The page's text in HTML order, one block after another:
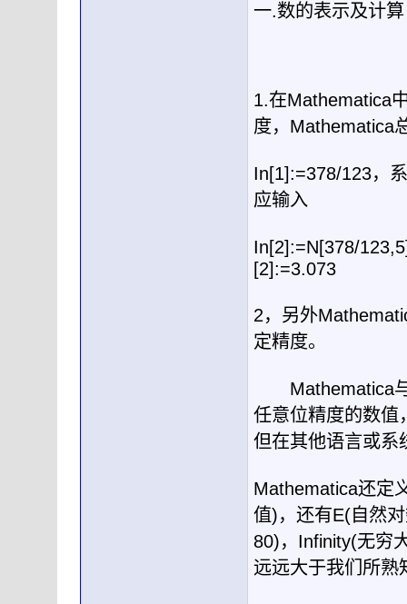
一.数
1.在Mathematica
度， Mathematica
In[1]:=378/123，
应输入
In[2]:=N[378/
[2]:=3.073
2，另外
定精度。
Mathematica
任意位精度的数值
但在其他语言或系
Mathematica还定
值)，还有E(自然
80)， Infinity(无穷
远远大于我们所熟